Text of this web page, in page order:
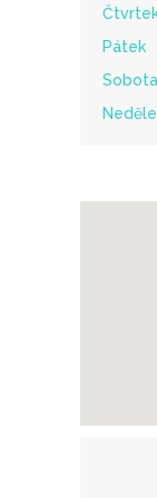
Pátek
Sobota
Neděle